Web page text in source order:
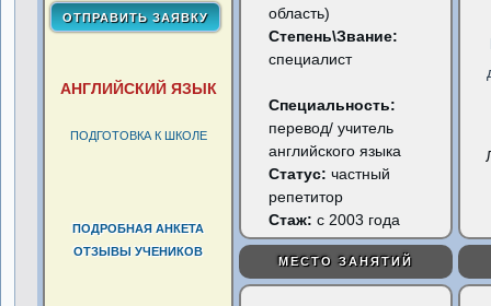
АНГЛИЙСКИЙ ЯЗЫК
ПОДГОТОВКА К ШКОЛЕ
ПОДРОБНАЯ АНКЕТА
ОТЗЫВЫ УЧЕНИКОВ
область)
Степень\Звание:
специалист
Специальность:
перевод/ учитель
английского языка
Статус:частный
репетитор
Стаж: с 2003 года
МЕСТО ЗАНЯТИЙ